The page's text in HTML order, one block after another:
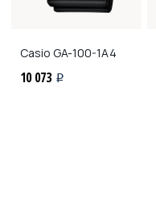
Casio GA-100-1A4
10 073 i